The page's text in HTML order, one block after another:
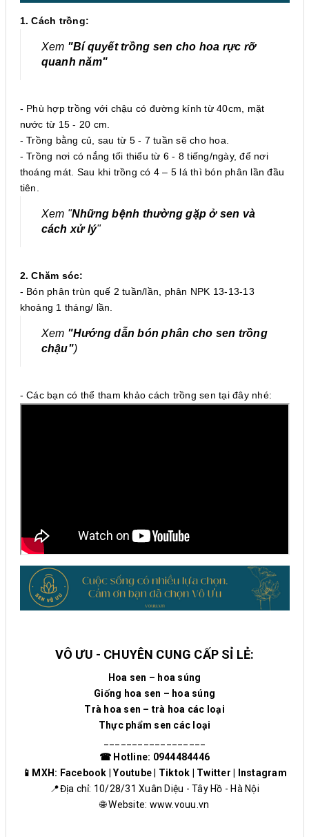
1. Cách trồng:
Xem "Bí quyết trồng sen cho hoa rực rỡ
quanh năm"
- Phù hợp trồng với chậu có đường kính từ 40cm, mặt
nước từ 15 - 20 cm.
- Trồng bằng củ, sau từ 5 - 7 tuần sẽ cho hoa.
- Trồng nơi có nắng tối thiểu từ 6 - 8 tiếng/ngày, để nơi
thoáng mát. Sau khi trồng có 4 – 5 lá thì bón phân lần đầu
tiên.
Xem "Những bệnh thường gặp ở sen và
cách xử lý"
2. Chăm sóc:
- Bón phân trùn quế 2 tuần/lần, phân NPK 13-13-13
khoảng 1 tháng/ lần.
Xem "Hướng dẫn bón phân cho sen trồng
chậu")
- Các bạn có thể tham khảo cách trồng sen tại đây nhé:
VÔ ƯU - CHUYÊN CUNG CẤP SỈ LẺ:
Hoa sen – hoa súng
Giống hoa sen – hoa súng
Trà hoa sen – trà hoa các loại
Thực phẩm sen các loại
☎ Hotline: 0944484446
📱MXH: Facebook |Youtube Tiktok Twitter
Instagram
📍Địa chỉ: 10/28/31 Xuân Diệu - Tây Hồ - Hà Nội
🌐 Website: www.vouu.vn